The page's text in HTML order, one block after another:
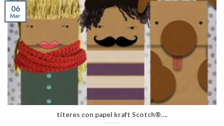
títeres con papel kraft Scotch®….
06
Mar